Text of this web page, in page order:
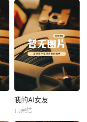
热播
我的AI女友
我的AI女友
已完结